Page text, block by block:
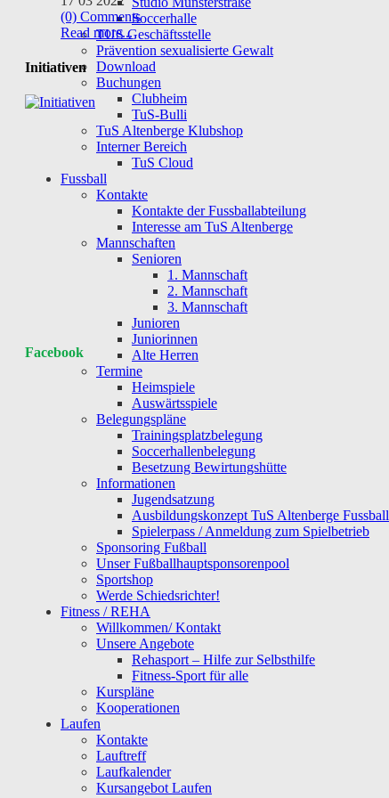
Soccerhalle
TUS Geschäftsstelle
Prävention sexualisierte Gewalt
Download
Buchungen
Clubheim
TuS-Bulli
TuS Altenberge Klubshop
Interner Bereich
TuS Cloud
Fussball
Kontakte
Kontakte der Fussballabteilung
Interesse am TuS Altenberge
Mannschaften
Senioren
1. Mannschaft
2. Mannschaft
3. Mannschaft
Junioren
Juniorinnen
Alte Herren
Termine
Heimspiele
Auswärtsspiele
Belegungspläne
Trainingsplatzbelegung
Soccerhallenbelegung
Besetzung Bewirtungshütte
Informationen
Jugendsatzung
Ausbildungskonzept TuS Altenberge Fussball
Spielerpass / Anmeldung zum Spielbetrieb
Sponsoring Fußball
Unser Fußballhauptsponsorenpool
Sportshop
Werde Schiedsrichter!
Fitness / REHA
Willkommen/ Kontakt
Unsere Angebote
Rehasport – Hilfe zur Selbsthilfe
Fitness-Sport für alle
Kurspläne
Kooperationen
Laufen
Kontakte
Lauftreff
Laufkalender
Kursangebot Laufen
(0) Comments
Read more...
Initiativen
Facebook